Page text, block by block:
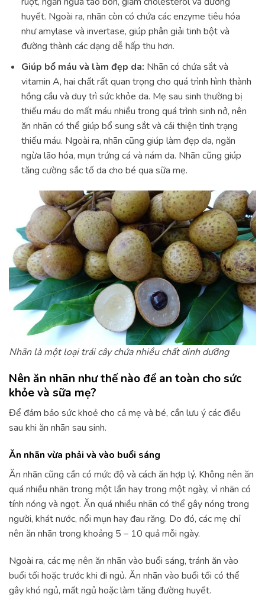
huyết. Ngoài ra, nhãn còn có chứa các enzyme tiêu hóa
như amylase và invertase, giúp phân giải tinh bột và
đường thành các dạng dễ hấp thu hơn.
Giúp bổ máu và làm đẹp da: Nhãn có chứa sắt và
vitamin A, hai chất rất quan trọng cho quá trình hình thành
hồng cầu và duy trì sức khỏe da. Mẹ sau sinh thường bị
thiếu máu do mất máu nhiều trong quá trình sinh nở, nên
ăn nhãn có thể giúp bổ sung sắt và cải thiện tình trạng
thiếu máu. Ngoài ra, nhãn cũng giúp làm đẹp da, ngăn
ngừa lão hóa, mụn trứng cá và nám da. Nhãn cũng giúp
tăng cường sắc tố da cho bé qua sữa mẹ.
Nhãn là một loại trái cây chứa nhiều chất dinh dưỡng
Nên ăn nhãn như thế nào để an toàn cho sức
khỏe và sữa mẹ?
Để đảm bảo sức khoẻ cho cả mẹ và bé, cần lưu ý các điều
sau khi ăn nhãn sau sinh.
Ăn nhãn vừa phải và vào buổi sáng
Ăn nhãn cũng cần có mức độ và cách ăn hợp lý. Không nên ăn
quá nhiều nhãn trong một lần hay trong một ngày, vì nhãn có
tính nóng và ngọt. Ăn quá nhiều nhãn có thể gây nóng trong
người, khát nước, nổi mụn hay đau răng. Do đó, các mẹ chỉ
nên ăn nhãn trong khoảng 5 – 10 quả mỗi ngày.
Ngoài ra, các mẹ nên ăn nhãn vào buổi sáng, tránh ăn vào
buổi tối hoặc trước khi đi ngủ. Ăn nhãn vào buổi tối có thể
gây khó ngủ, mất ngủ hoặc làm tăng đường huyết.